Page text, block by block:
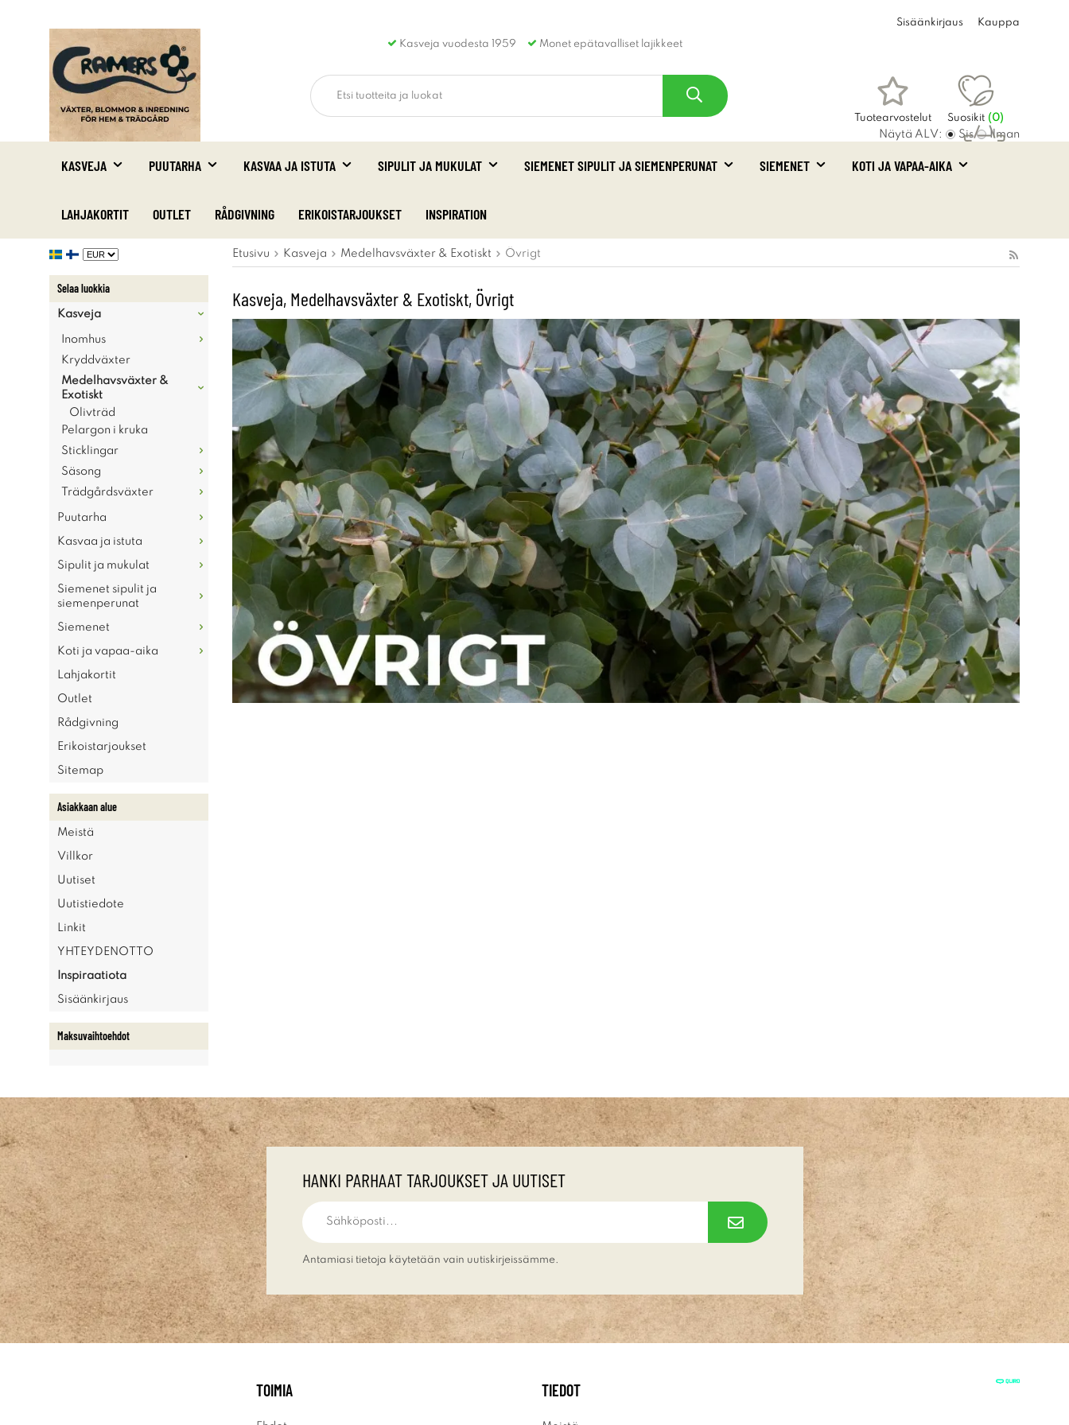
Kasveja vuodesta 1959 Monet epätavalliset lajikkeet
Sisäänkirjaus Kauppa
Tuotearvostelut Suosikit (0)
Ostoskori
Näytä ALV: Sis Ilman
KASVEJA PUUTARHA KASVAA JA ISTUTA SIPULIT JA MUKULAT SIEMENET SIPULIT JA SIEMENPERUNAT SIEMENET KOTI JA VAPAA-AIKA
LAHJAKORTIT OUTLET RÅDGIVNING ERIKOISTARJOUKSET INSPIRATION
Selaa luokkia
Kasveja
Inomhus
Kryddväxter
Medelhavsväxter &
Exotiskt
Olivträd
Pelargon i kruka
Sticklingar
Säsong
Trädgårdsväxter
Puutarha
Kasvaa ja istuta
Sipulit ja mukulat
Siemenet sipulit ja
siemenperunat
Siemenet
Koti ja vapaa-aika
Lahjakortit
Outlet
Rådgivning
Erikoistarjoukset
Sitemap
Asiakkaan alue
Meistä
Villkor
Uutiset
Uutistiedote
Linkit
YHTEYDENOTTO
Inspiraatiota
Sisäänkirjaus
Maksuvaihtoehdot
Etusivu Kasveja Medelhavsväxter & Exotiskt Övrigt
Kasveja, Medelhavsväxter & Exotiskt, Övrigt
HANKI PARHAAT TARJOUKSET JA UUTISET
Antamiasi tietoja käytetään vain uutiskirjeissämme.
TOIMIA TIEDOT